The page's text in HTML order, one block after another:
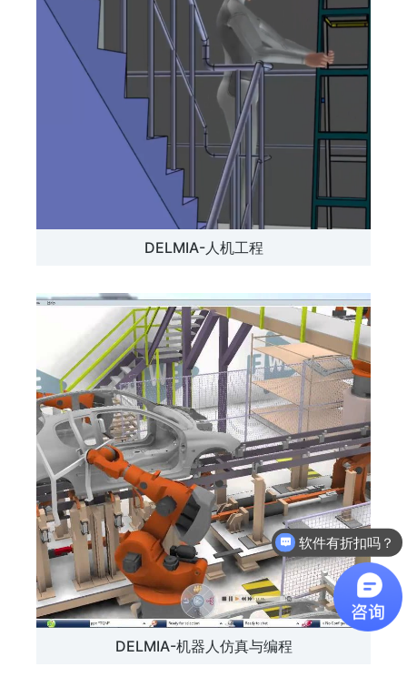
DELMIA-人机工程
DELMIA-机器人仿真与编程
软件有折扣吗？